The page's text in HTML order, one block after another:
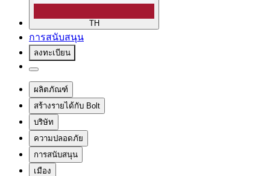
TH
การสนับสนุน
ลงทะเบียน
ผลิตภัณฑ์
สร้างรายได้กับ Bolt
บริษัท
ความปลอดภัย
การสนับสนุน
เมือง